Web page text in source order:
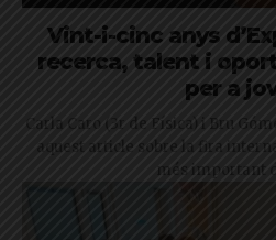
Vint-i-cinc anys
recerca, talent i
per a
Carla Caro (3r de Física) i Bru
aquest article sobre la fira
més important